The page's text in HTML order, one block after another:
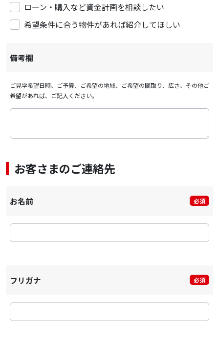
ローン・購入など資金計画を相談したい
希望条件に合う物件があれば紹介してほしい
備考欄
ご見学希望日時、ご予算、ご希望の地域、ご希望の間取り、広さ、その他ご
希望があれば、ご記入ください。
お客さまのご連絡先
お名前 必須
フリガナ 必須